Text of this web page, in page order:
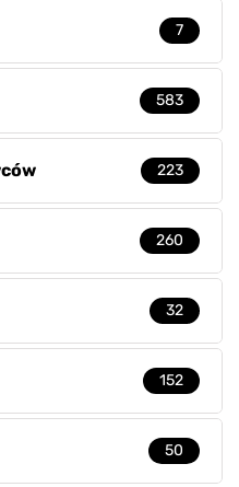
7
583
223
260
32
152
50